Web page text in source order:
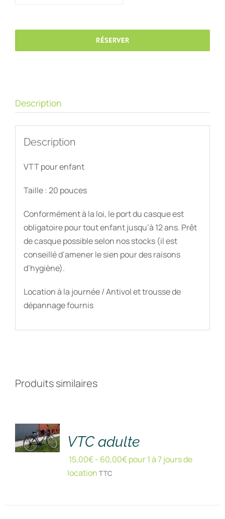
RÉSERVER
Description
Description
VTT pour enfant
Taille : 20 pouces
Conformément à la loi, le port du casque est
obligatoire pour tout enfant jusqu’à 12 ans. Prêt
de casque possible selon nos stocks (il est
conseillé d’amener le sien pour des raisons
d’hygiène).
Location à la journée / Antivol et trousse de
dépannage fournis
Produits similaires
DÉTAILS
VTC adulte
15,00€- 60,00€pour 1 à 7 jours de
location TTC